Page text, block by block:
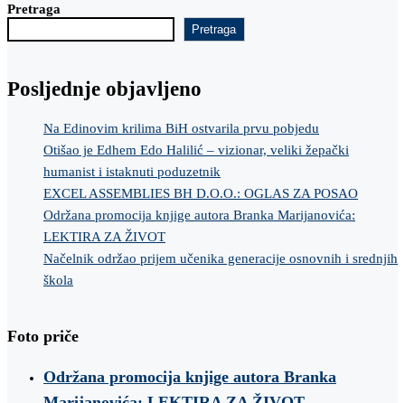
Pretraga
Pretraga
Posljednje objavljeno
Na Edinovim krilima BiH ostvarila prvu pobjedu
Otišao je Edhem Edo Halilić – vizionar, veliki žepački
humanist i istaknuti poduzetnik
EXCEL ASSEMBLIES BH D.O.O.: OGLAS ZA POSAO
Održana promocija knjige autora Branka Marijanovića:
LEKTIRA ZA ŽIVOT
Načelnik održao prijem učenika generacije osnovnih i srednjih
škola
Foto priče
Održana promocija knjige autora Branka